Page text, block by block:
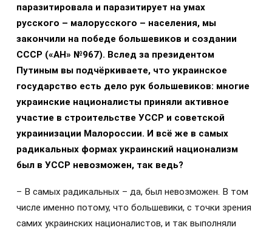
паразитировала и паразитирует на умах
русского – малорусского – населения, мы
закончили на победе большевиков и создании
СССР («АН» №967). Вслед за президентом
Путиным вы подчёркиваете, что украинское
государство есть дело рук большевиков: многие
украинские националисты приняли активное
участие в строительстве УССР и советской
украинизации Малороссии. И всё же в самых
радикальных формах украинский национализм
был в УССР невозможен, так ведь?
– В самых радикальных – да, был невозможен. В том
числе именно потому, что большевики, с точки зрения
самих украинских националистов, и так выполняли